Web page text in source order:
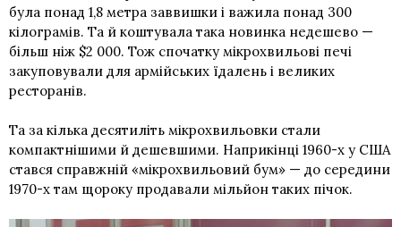
була понад 1,8 метра заввишки і важила понад 300
кілограмів. Та й коштувала така новинка недешево —
більш ніж $2 000. Тож спочатку мікрохвильові печі
закуповували для армійських їдалень і великих
ресторанів.
Та за кілька десятиліть мікрохвильовки стали
компактнішими й дешевшими. Наприкінці 1960-х у США
стався справжній «мікрохвильовий бум» — до середини
1970-х там щороку продавали мільйон таких пічок.